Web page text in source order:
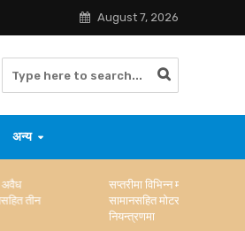
August 7, 2026
अन्य
सप्तरीमा विभिन्न मोबाइलका
सामानसहित मोटरसाइकल
नियन्त्रणमा